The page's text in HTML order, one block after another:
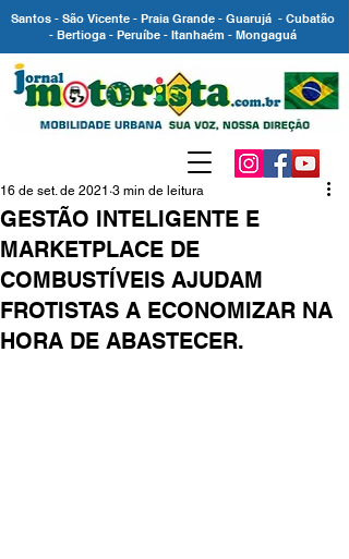
Santos - São Vicente - Praia Grande - Guarujá - Cubatão
- Bertioga - Peruíbe - Itanhaém - Mongaguá
GESTÃO INTELIGENTE E
MARKETPLACE DE
COMBUSTÍVEIS AJUDAM
FROTISTAS A ECONOMIZAR NA
HORA DE ABASTECER.
16 de set. de 2021 3 min de leitura